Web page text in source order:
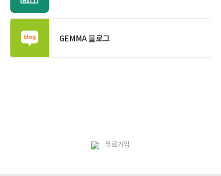
GEMMA 블로그
무료가입